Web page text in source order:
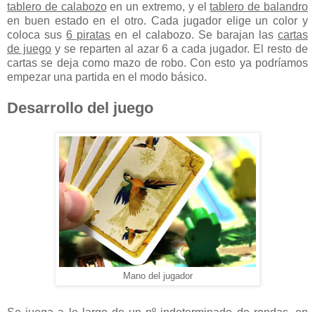
tablero de calabozoen un extremo, y eltablero de balandro
en buen estado en el otro. Cada jugador elige un color y
coloca sus6 piratas en el calabozo. Se barajan lascartas
de juegoy se reparten al azar 6 a cada jugador. El resto de
cartas se deja como mazo de robo. Con esto ya podríamos
empezar una partida en el modo básico.
Desarrollo del juego
Mano del jugador